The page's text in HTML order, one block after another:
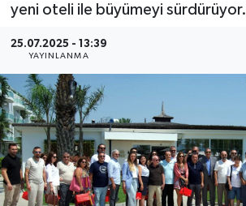
yeni oteli ile büyümeyi sürdürüyor.
25.07.2025 - 13:39
YAYINLANMA